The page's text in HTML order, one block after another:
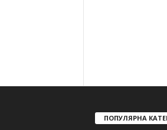
ПОПУЛЯРНА